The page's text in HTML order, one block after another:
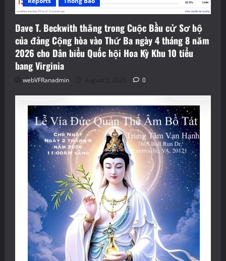
Dave T. Beckwith thắng trong Cuộc Bầu cử Sơ bộ
của đảng Cộng hòa vào Thứ Ba ngày 4 tháng 8 năm
2026 cho Dân biểu Quốc hội Hoa Kỳ Khu 10 tiểu
bang Virginia
webVFRanadmin August 5, 2026 0